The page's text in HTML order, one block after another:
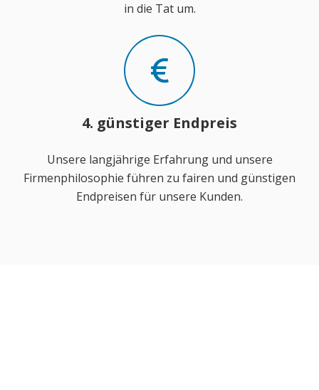
in die Tat um.
4. günstiger Endpreis
Unsere langjährige Erfahrung und unsere
Firmenphilosophie führen zu fairen und günstigen
Endpreisen für unsere Kunden.